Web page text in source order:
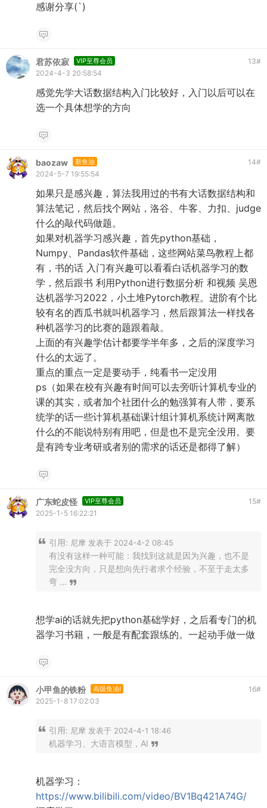
感谢分享(`)
君苏依寂 VIP至尊会员 13#
2024-4-3 20:58:54
感觉先学大话数据结构入门比较好，入门以后可以在
选一个具体想学的方向
baozaw 新鱼油 14#
2024-5-7 19:55:54
如果只是感兴趣，算法我用过的书有大话数据结构和
算法笔记，然后找个网站，洛谷、牛客、力扣、judge
什么的敲代码做题。
如果对机器学习感兴趣，首先python基础，
Numpy、Pandas软件基础，这些网站菜鸟教程上都
有，书的话 入门有兴趣可以看看白话机器学习的数
学，然后跟书 利用Python进行数据分析 和视频 吴恩
达机器学习2022，小土堆Pytorch教程。进阶有个比
较有名的西瓜书就叫机器学习，然后跟算法一样找各
种机器学习的比赛的题跟着敲。
上面的有兴趣学估计都要学半年多，之后的深度学习
什么的太远了。
重点的重点一定是要动手，纯看书一定没用
ps（如果在校有兴趣有时间可以去旁听计算机专业的
课的其实，或者加个社团什么的勉强算有人带，要系
统学的话一些计算机基础课计组计算机系统计网离散
什么的不能说特别有用吧，但是也不是完全没用。要
是有跨专业考研或者别的需求的话还是都得了解）
广东蛇皮怪 VIP至尊会员 15#
2025-1-5 16:22:21
引用: 尼摩 发表于 2024-4-2 08:45
有没有这样一种可能：我找到这就是因为兴趣，也不是
完全没方向，只是想向先行者求个经验，不至于走太多
弯 ...
想学ai的话就先把python基础学好，之后看专门的机
器学习书籍，一般是有配套跟练的。一起动手做一做
小甲鱼的铁粉 高级鱼油I 16#
2025-1-8 17:02:03
引用: 尼摩 发表于 2024-4-1 18:46
机器学习、大语言模型，AI
机器学习：
https://www.bilibili.com/video/BV1Bq421A74G/